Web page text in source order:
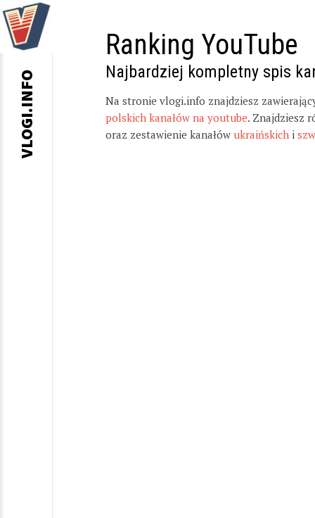
Ranking YouTube
Najbardziej kompletny spis
Na stronie vlogi.info znajdziesz
polskich kanałów na youtube. Znajdziesz
oraz zestawienie kanałów ukraińskich i
VLOGI.INFO